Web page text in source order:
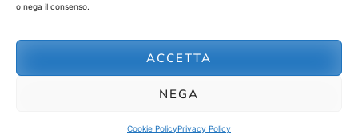
o nega il consenso.
ACCETTA
NEGA
Cookie PolicyPrivacy Policy
Link rapidi:
abbonamenti@gdodata.it
© 2026 GDOData.it - PR Italia Edizioni srl - P.Iva: 03044390353